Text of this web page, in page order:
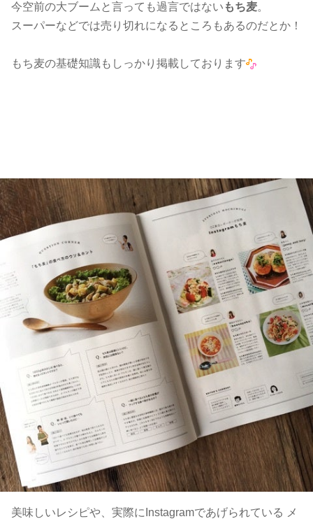
今空前の大ブームと言っても過言ではない もち麦。
スーパーなどでは売り切れになるところもあるのだとか！
もち麦の基礎知識もしっかり掲載しております
美味しいレシピや、実際にInstagramであげられている メ